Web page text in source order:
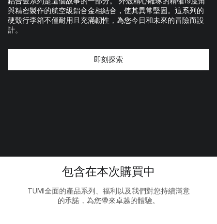
與精密製作的航空級鋁合金相結合，使其異常堅固。這系列的
硬殼行李箱不僅耐用且充滿韌性，為您今日和未來的冒險而設
計。
即刻探索
包含在本次購買中
TUMI全面的產品系列、福利以及我們對您持續滿意
的承諾，為您帶來卓越的體驗。